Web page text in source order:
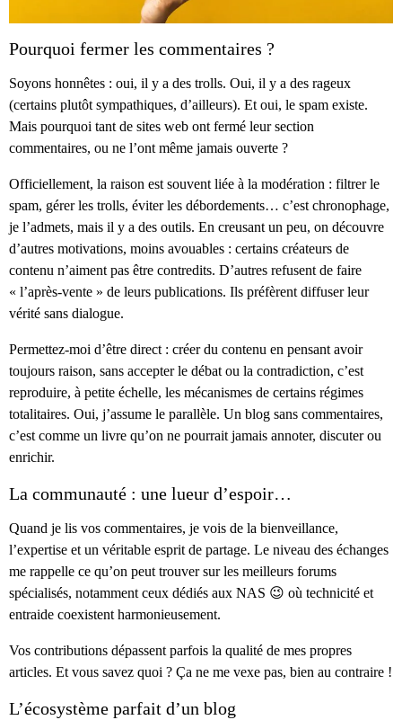
Pourquoi fermer les commentaires ?
Soyons honnêtes : oui, il y a des trolls. Oui, il y a des rageux
(certains plutôt sympathiques, d’ailleurs). Et oui, le spam existe.
Mais pourquoi tant de sites web ont fermé leur section
commentaires, ou ne l’ont même jamais ouverte ?
Officiellement, la raison est souvent liée à la modération : filtrer le
spam, gérer les trolls, éviter les débordements… c’est chronophage,
je l’admets, mais il y a des outils. En creusant un peu, on découvre
d’autres motivations, moins avouables : certains créateurs de
contenu n’aiment pas être contredits. D’autres refusent de faire
« l’après-vente » de leurs publications. Ils préfèrent diffuser leur
vérité sans dialogue.
Permettez-moi d’être direct : créer du contenu en pensant avoir
toujours raison, sans accepter le débat ou la contradiction, c’est
reproduire, à petite échelle, les mécanismes de certains régimes
totalitaires. Oui, j’assume le parallèle. Un blog sans commentaires,
c’est comme un livre qu’on ne pourrait jamais annoter, discuter ou
enrichir.
La communauté : une lueur d’espoir…
Quand je lis vos commentaires, je vois de la bienveillance,
l’expertise et un véritable esprit de partage. Le niveau des échanges
me rappelle ce qu’on peut trouver sur les meilleurs forums
spécialisés, notamment ceux dédiés aux NAS 😉 où technicité et
entraide coexistent harmonieusement.
Vos contributions dépassent parfois la qualité de mes propres
articles. Et vous savez quoi ? Ça ne me vexe pas, bien au contraire !
L’écosystème parfait d’un blog